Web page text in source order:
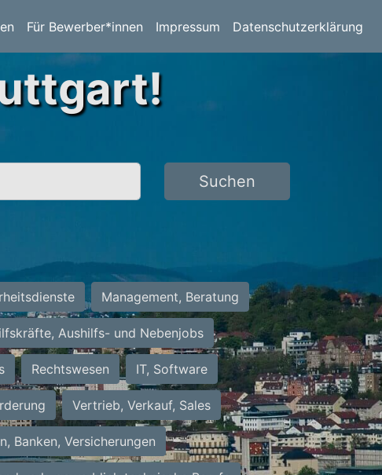
Für Bewerber*innen Impressum Datenschutzerklärung
Suchen
Management, Beratung
Aushilfs- und Nebenjobs
Rechtswesen IT, Software
Vertrieb, Verkauf, Sales
Banken, Versicherungen